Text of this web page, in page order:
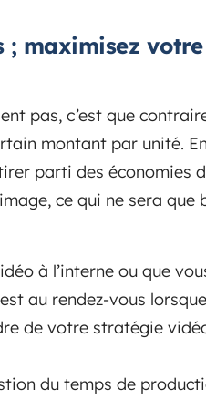
maximisez
pas, c’est que
montant par unité.
parti des économies
ce qui ne sera que
à l’interne ou que
au rendez-vous
de votre stratégie
du temps de